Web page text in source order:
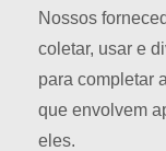
Nossos
coletar, usar e
para completar
que envolvem
eles.